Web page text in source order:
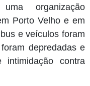
organização
Porto Velho e em
e veículos foram
depredadas e
contra